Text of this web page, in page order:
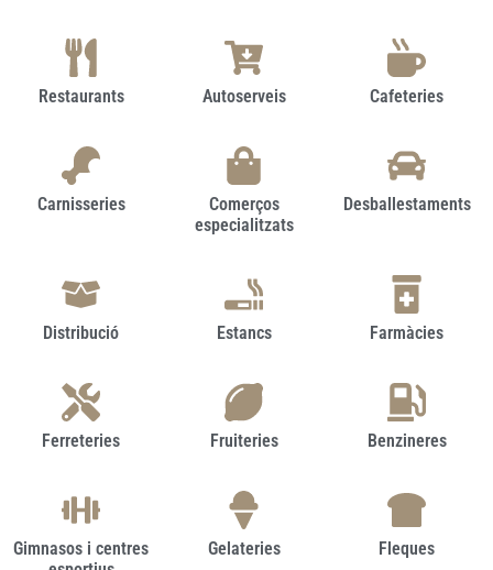
Restaurants Autoserveis Cafeteries
Carnisseries
Comerços
especialitzats
Desballestaments
Distribució Estancs Farmàcies
Ferreteries Fruiteries Benzineres
Gimnasos i centres
Gelateries Fleques